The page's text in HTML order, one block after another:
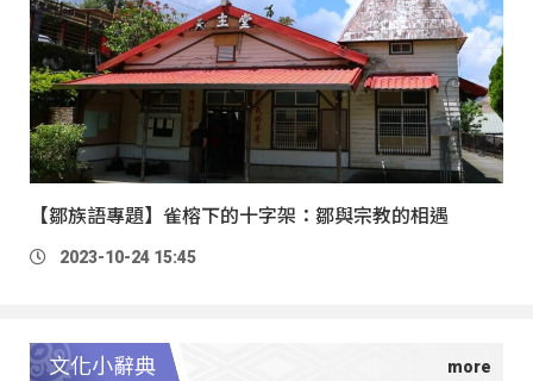
【鄒族語專題】雀榕下的十字架：鄒與宗教的相遇
2023-10-24 15:45
文化小辭典